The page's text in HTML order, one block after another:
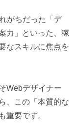
がちだった「デ
力」といった、稼
なスキルに焦点を
Webデザイナー
、この「本質的な
重要です。